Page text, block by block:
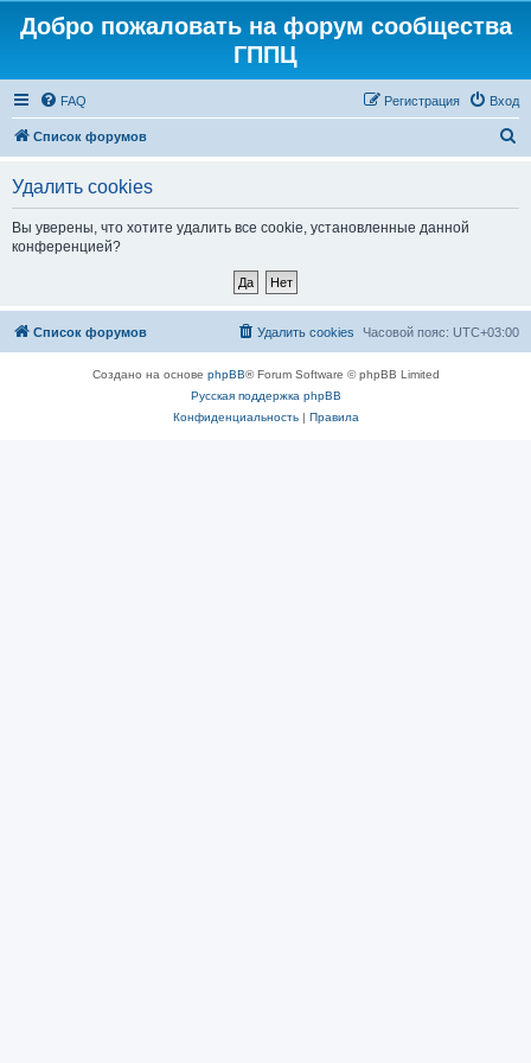
Добро пожаловать на форум сообщества
ГППЦ
FAQ Вход
Регистрация
Список форумов
Удалить cookies
Вы уверены, что хотите удалить все cookie, установленные данной
конференцией?
Список форумов Часовой пояс: UTC+03:00
Удалить cookies
Создано на основе phpBB® Forum Software © phpBB Limited
Русская поддержка phpBB
Конфиденциальность| Правила